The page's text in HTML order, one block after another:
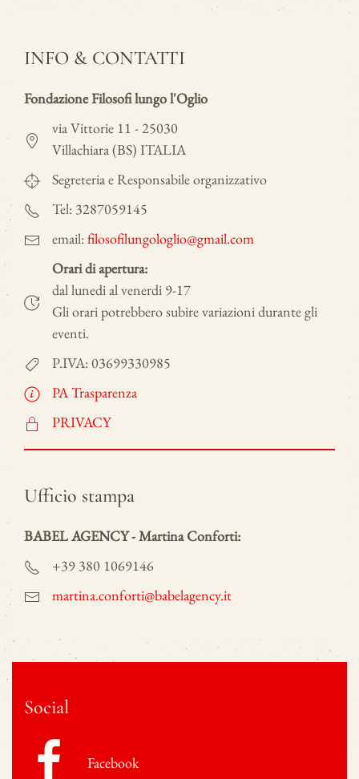
INFO & CONTATTI
Fondazione Filosofi lungo l'Oglio
via Vittorie 11 - 25030
Villachiara (BS) ITALIA
Segreteria e Responsabile organizzativo
Tel: 3287059145
email:filosofilungologlio@gmail.com
Orari di apertura:
dal lunedi al venerdi 9-17
Gli orari potrebbero subire variazioni durante gli
eventi.
P.IVA: 03699330985
PA Trasparenza
PRIVACY
Ufficio stampa
BABEL AGENCY - Martina Conforti:
+39 380 1069146
martina.conforti@babelagency.it
Social
Facebook